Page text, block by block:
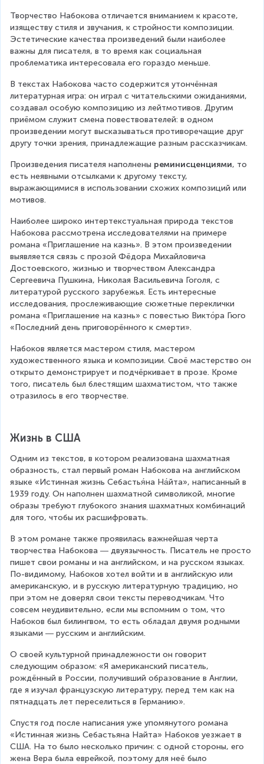
Творчество Набокова отличается вниманием к красоте,
изяществу стиля и звучания, к стройности композиции.
Эстетические качества произведений были наиболее
важны для писателя, в то время как социальная
проблематика интересовала его гораздо меньше.
В текстах Набокова часто содержится утончённая
литературная игра: он играл с читательскими ожиданиями,
создавал особую композицию из лейтмотивов. Другим
приёмом служит смена повествователей: в одном
произведении могут высказываться противоречащие друг
другу точки зрения, принадлежащие разным рассказчикам.
Произведения писателя наполнены реминисценциями, то
есть неявными отсылками к другому тексту,
выражающимися в использовании схожих композиций или
мотивов.
Наиболее широко интертекстуальная природа текстов
Набокова рассмотрена исследователями на примере
романа «Приглашение на казнь». В этом произведении
выявляется связь с прозой Фёдора Михайловича
Достоевского, жизнью и творчеством Александра
Сергеевича Пушкина, Николая Васильевича Гоголя, с
литературой русского зарубежья. Есть интересные
исследования, прослеживающие сюжетные переклички
романа «Приглашение на казнь» с повестью Викто́ра Гюго
«Последний день приговорённого к смерти».
Набоков является мастером стиля, мастером
художественного языка и композиции. Своё мастерство он
открыто демонстрирует и подчёркивает в прозе. Кроме
того, писатель был блестящим шахматистом, что также
отразилось в его творчестве.
Жизнь в США
Одним из текстов, в котором реализована шахматная
образность, стал первый роман Набокова на английском
языке «Истинная жизнь Себастья́на На́йта», написанный в
1939 году. Он наполнен шахматной символикой, многие
образы требуют глубокого знания шахматных комбинаций
для того, чтобы их расшифровать.
В этом романе также проявилась важнейшая черта
творчества Набокова ― двуязычность. Писатель не просто
пишет свои романы и на английском, и на русском языках.
По-видимому, Набоков хотел войти и в английскую или
американскую, и в русскую литературную традицию, но
при этом не доверял свои тексты переводчикам. Что
совсем неудивительно, если мы вспомним о том, что
Набоков был билингвом, то есть обладал двумя родными
языками ― русским и английским.
О своей культурной принадлежности он говорит
следующим образом: «Я американский писатель,
рождённый в России, получивший образование в Англии,
где я изучал французскую литературу, перед тем как на
пятнадцать лет переселиться в Германию».
Спустя год после написания уже упомянутого романа
«Истинная жизнь Себастьяна Найта» Набоков уезжает в
США. На то было несколько причин: с одной стороны, его
жена Вера была еврейкой, поэтому для неё было